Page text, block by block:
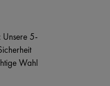
Unsere 5-
Wahl